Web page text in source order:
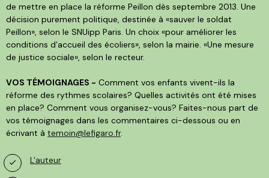
de mettre en place la réforme Peillon dès septembre 2013. Une
décision purement politique, destinée à «sauver le soldat
Peillon», selon le SNUipp Paris. Un choix «pour améliorer les
conditions d'accueil des écoliers», selon la mairie. «Une mesure
de justice sociale», selon le recteur.
VOS TÉMOIGNAGES - Comment vos enfants vivent-ils la
réforme des rythmes scolaires? Quelles activités ont été mises
en place? Comment vous organisez-vous? Faites-nous part de
vos témoignages dans les commentaires ci-dessous ou en
écrivant à temoin@lefigaro.fr.
L'auteur